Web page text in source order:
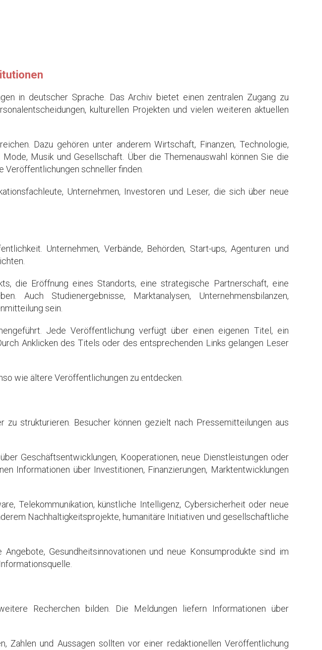
in deutscher Sprache. Das Archiv bietet einen zentralen Zugang zu
kulturellen Projekten und vielen weiteren aktuellen
Dazu gehören unter anderem Wirtschaft, Finanzen, Technologie,
Musik und Gesellschaft. Über die Themenauswahl können Sie die
schneller finden.
Unternehmen, Investoren und Leser, die sich über neue
Unternehmen, Verbände, Behörden, Start-ups, Agenturen und
die Eröffnung eines Standorts, eine strategische Partnerschaft, eine
Auch Studienergebnisse, Marktanalysen, Unternehmensbilanzen,
sein.
Jede Veröffentlichung verfügt über einen eigenen Titel, ein
Anklicken des Titels oder des entsprechenden Links gelangen Leser
wie ältere Veröffentlichungen zu entdecken.
strukturieren. Besucher können gezielt nach Pressemitteilungen aus
Geschäftsentwicklungen, Kooperationen, neue Dienstleistungen oder
Informationen über Investitionen, Finanzierungen, Marktentwicklungen
Telekommunikation, künstliche Intelligenz, Cybersicherheit oder neue
Nachhaltigkeitsprojekte, humanitäre Initiativen und gesellschaftliche
Gesundheitsinnovationen und neue Konsumprodukte sind im
Recherchen bilden. Die Meldungen liefern Informationen über
Zahlen und Aussagen sollten vor einer redaktionellen Veröffentlichung